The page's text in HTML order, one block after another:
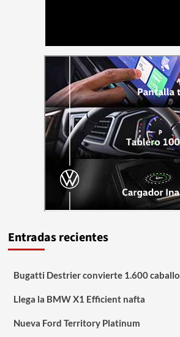
Entradas recientes
Bugatti Destrier convierte 1.600
Llega la BMW X1 Efficient nafta
Nueva Ford Territory Platinum